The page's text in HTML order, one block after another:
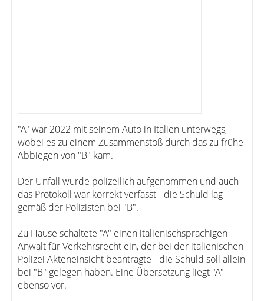
"A" war 2022 mit seinem Auto in Italien unterwegs,
wobei es zu einem Zusammenstoß durch das zu frühe
Abbiegen von "B" kam.
Der Unfall wurde polizeilich aufgenommen und auch
das Protokoll war korrekt verfasst - die Schuld lag
gemäß der Polizisten bei "B".
Zu Hause schaltete "A" einen italienischsprachigen
Anwalt für Verkehrsrecht ein, der bei der italienischen
Polizei Akteneinsicht beantragte - die Schuld soll allein
bei "B" gelegen haben. Eine Übersetzung liegt "A"
ebenso vor.